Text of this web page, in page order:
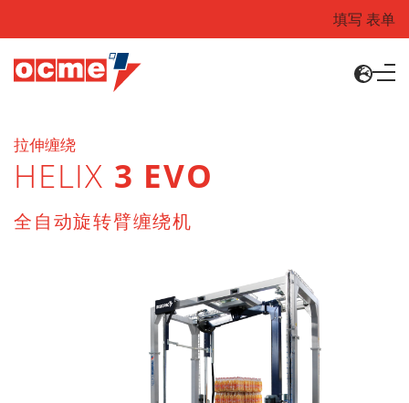
填写 表单
拉伸缠绕
HELIX 3 EVO
全自动旋转臂缠绕机